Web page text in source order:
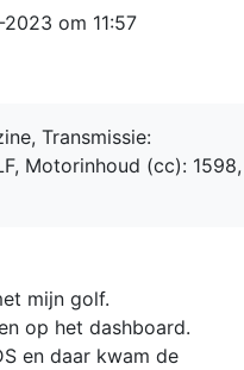
om 11:57
Transmissie:
Motorinhoud (cc): 1598,
mijn golf.
op het dashboard.
en daar kwam de